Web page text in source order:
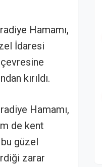
Hamamı,
İdaresi
kırıldı.
Hamamı,
de kent
güzel
zarar